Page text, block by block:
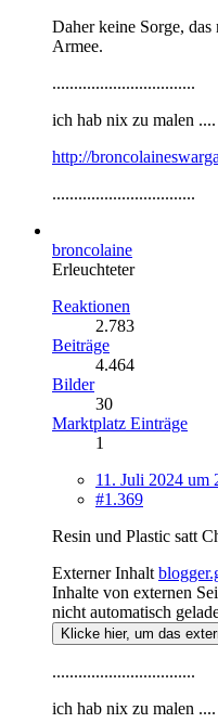
Daher keine Sorge,
Armee.
.................................
ich hab nix zu malen
http://
.................................
broncolaine
Erleuchteter
Reaktionen
2.783
Beiträge
4.464
Bilder
30
Marktplatz Einträge
1
11. Juli 2024 um
#1.369
Resin und Plastic satt
Externer Inhalt
Inhalte von externen
nicht automatisch
Klicke hier, um das
.................................
ich hab nix zu malen